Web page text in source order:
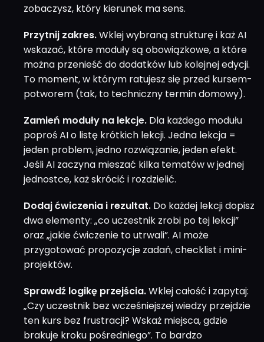
zobaczysz, który kierunek ma sens.
Przytnij zakres.Wklej wybraną strukturę i każ AI
wskazać, które moduły są obowiązkowe, a które
można przenieść do dodatków lub kolejnej edycji.
To moment, w którym ratujesz się przed kursem-
potworem (tak, to techniczny termin domowy).
Zamień moduły na lekcje. Dla każdego modułu
poproś AI o listę krótkich lekcji. Jedna lekcja =
jeden problem, jedno rozwiązanie, jeden efekt.
Jeśli AI zaczyna mieszać kilka tematów w jednej
jednostce, każ skrócić i rozdzielić.
Dodaj ćwiczenia i rezultat. Do każdej lekcji dopisz
dwa elementy: „co uczestnik zrobi po tej lekcji”
oraz „jakie ćwiczenie to utrwali”. AI może
przygotować propozycje zadań, checklist i mini-
projektów.
Sprawdź logikę przejścia.Wklej całość i zapytaj:
„Czy uczestnik bez wcześniejszej wiedzy przejdzie
ten kurs bez frustracji? Wskaż miejsca, gdzie
brakuje kroku pośredniego”. To bardzo